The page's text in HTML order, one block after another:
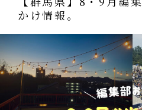
かけ情報。